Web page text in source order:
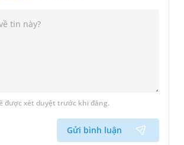
được xét duyệt trước khi đăng.
Gửi bình luận